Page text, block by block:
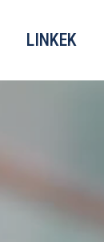
LINKEK